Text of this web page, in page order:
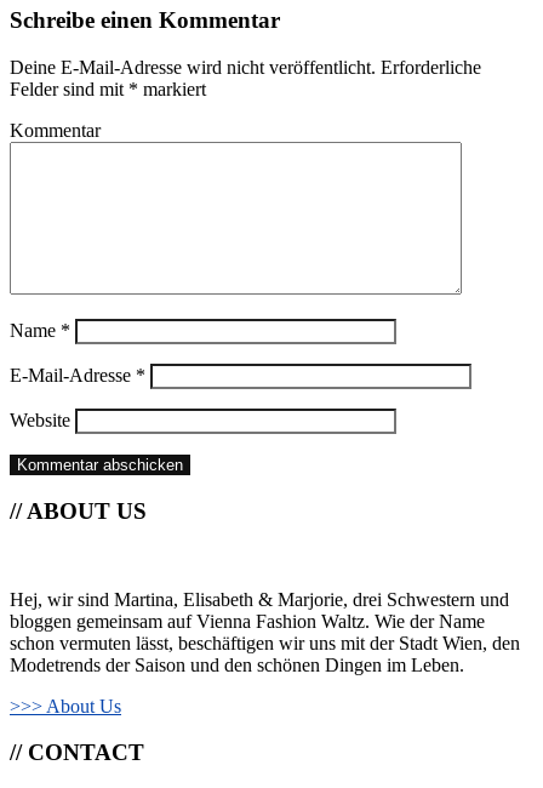
Schreibe einen Kommentar
Deine E-Mail-Adresse wird nicht veröffentlicht. Erforderliche
Felder sind mit * markiert
Kommentar
Name *
E-Mail-Adresse *
Website
// ABOUT US
Hej, wir sind Martina, Elisabeth & Marjorie, drei Schwestern und
bloggen gemeinsam auf Vienna Fashion Waltz. Wie der Name
schon vermuten lässt, beschäftigen wir uns mit der Stadt Wien, den
Modetrends der Saison und den schönen Dingen im Leben.
>>> About Us
// CONTACT